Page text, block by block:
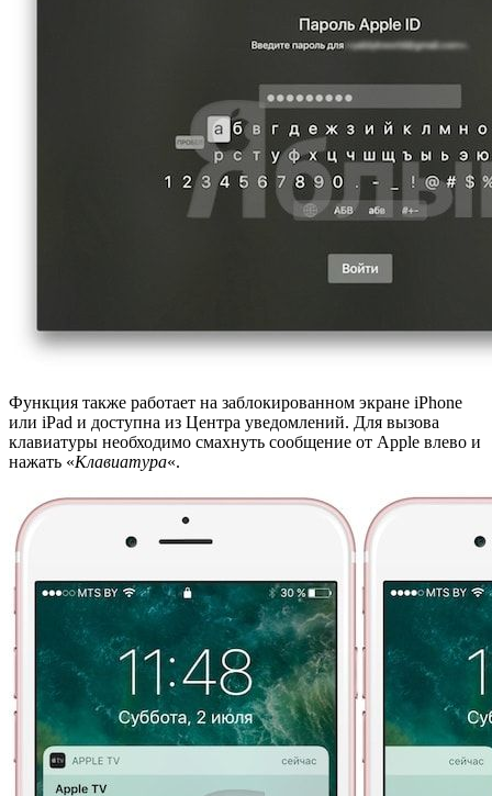
Функция также работает на заблокированном экране iPhone
или iPad и доступна из Центра уведомлений. Для вызова
клавиатуры необходимо смахнуть сообщение от Apple влево и
нажать «Клавиатура«.